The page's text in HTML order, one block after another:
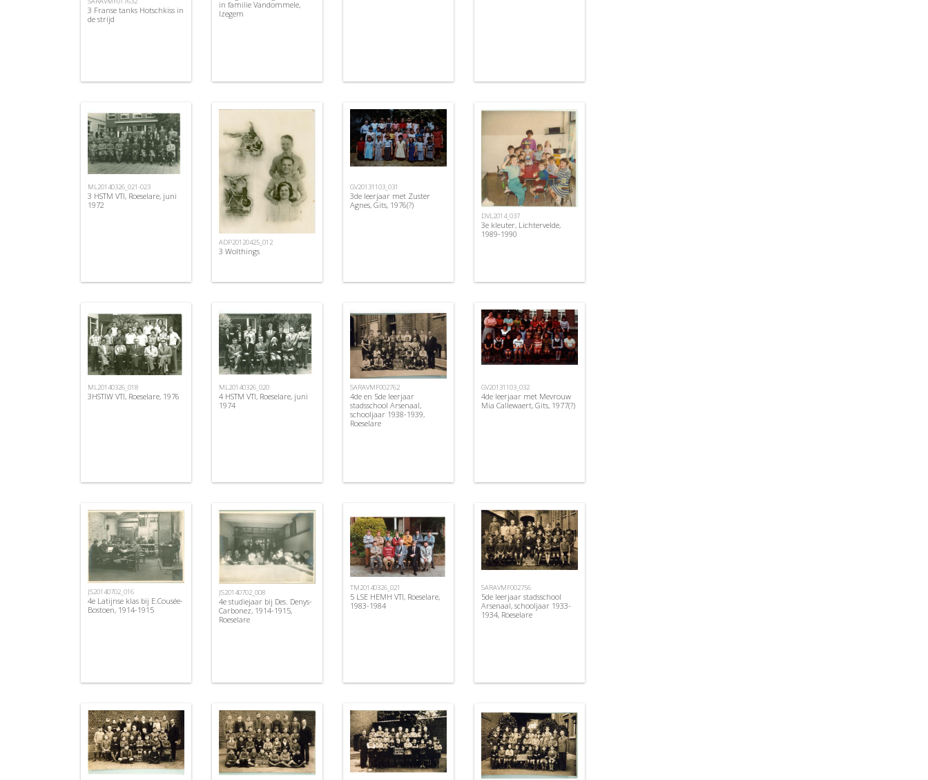
3 Franse tanks Hotschkiss in
de strijd
in familie Vandommele,
Izegem
ML20140326_021-023
3 HSTM VTI, Roeselare, juni
1972
ADP20120425_012
3 Wolthings
GV20131103_031
3de leerjaar met Zuster
Agnes, Gits, 1976(?)
DVL2014_037
3e kleuter, Lichtervelde,
1989-1990
ML20140326_018
3HSTIW VTI, Roeselare, 1976
ML20140326_020
4 HSTM VTI, Roeselare, juni
1974
SARAVMF002762
4de en 5de leerjaar
stadsschool Arsenaal,
schooljaar 1938-1939,
Roeselare
GV20131103_032
4de leerjaar met Mevrouw
Mia Callewaert, Gits, 1977(?)
JS20140702_016
4e Latijnse klas bij E.Cousée-
Bostoen, 1914-1915
JS20140702_008
4e studiejaar bij Des. Denys-
Carbonez, 1914-1915,
Roeselare
TM20140326_021
5 LSE HEMH VTI, Roeselare,
1983-1984
SARAVMF002756
5de leerjaar stadsschool
Arsenaal, schooljaar 1933-
1934, Roeselare